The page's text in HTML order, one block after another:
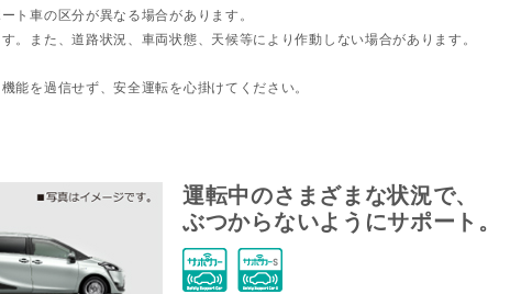
ト車の区分が異なる場合があります。
また、道路状況、車両状態、天候等により作動しない場合があります。
能を過信せず、安全運転を心掛けてください。
運転中のさまざまな状況で、
ぶつからないようにサポート。